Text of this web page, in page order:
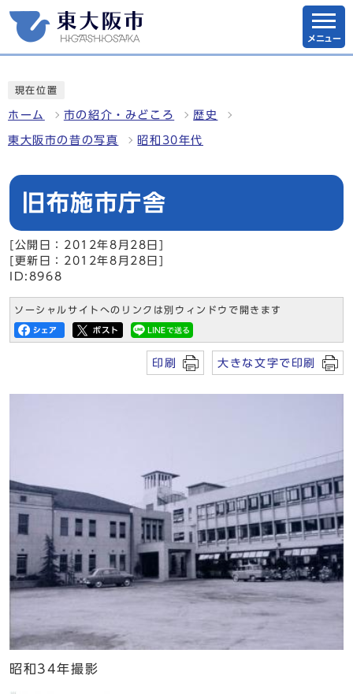
メニュー
現在位置
ホーム 市の紹介・みどころ 歴史
東大阪市の昔の写真 昭和30年代
旧布施市庁舎
[公開日：2012年8月28日]
[更新日：2012年8月28日]
ID:8968
ソーシャルサイトへのリンクは別ウィンドウで開きます
印刷 大きな文字で印刷
昭和34年撮影